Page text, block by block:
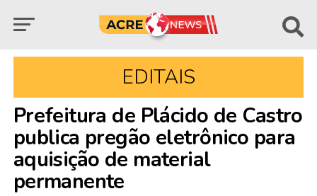
EDITAIS
Prefeitura de Plácido de Castro
publica pregão eletrônico para
aquisição de material
permanente